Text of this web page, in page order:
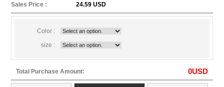
Sales Price : 24.59 USD
Color :
size :
Total Purchase Amount: 0USD